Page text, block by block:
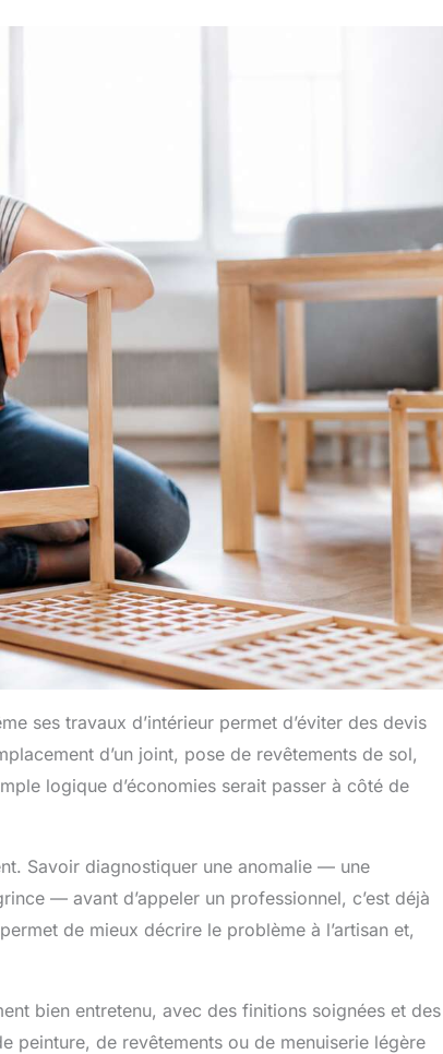
ses travaux d’intérieur permet d’éviter des devis
d’un joint, pose de revêtements de sol,
logique d’économies serait passer à côté de
Savoir diagnostiquer une anomalie — une
— avant d’appeler un professionnel, c’est déjà
de mieux décrire le problème à l’artisan et,
bien entretenu, avec des finitions soignées et des
peinture, de revêtements ou de menuiserie légère